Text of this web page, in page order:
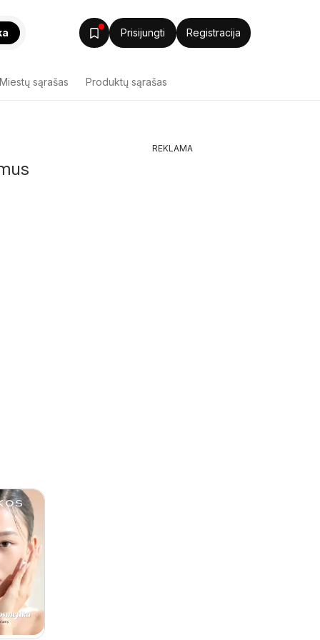
Prisijungti Registracija
Miestų sąrašas Produktų sąrašas
REKLAMA